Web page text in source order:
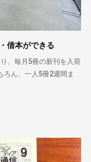
借本ができる
、毎月5冊の新刊を入荷
ろん、一人5冊2週間ま